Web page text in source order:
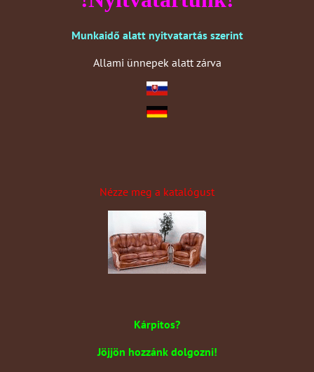
Munkaidő alatt nyitvatartás szerint
Allami ünnepek alatt zárva
Nézze meg a katalógust
Kárpitos?
Jöjjön hozzánk dolgozni!